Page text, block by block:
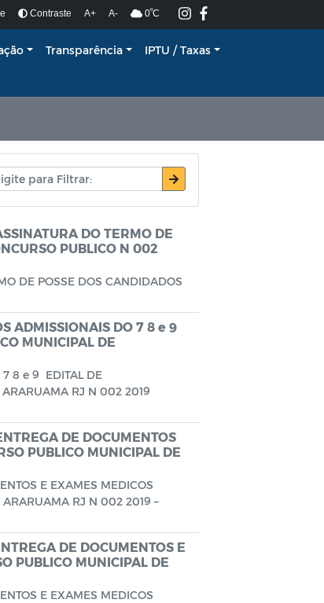
Contraste A+ A- 0ºC
Transparência IPTU / Taxas
DO TERMO DE
PUBLICO N 002
DE POSSE DOS CANDIDADOS
ADMISSIONAIS DO 7 8 e 9
MUNICIPAL DE
7 8 e 9 EDITAL DE
ARARUAMA RJ N 002 2019
DE DOCUMENTOS
PUBLICO MUNICIPAL DE
E EXAMES MEDICOS
ARARUAMA RJ N 002 2019 –
DE DOCUMENTOS E
PUBLICO MUNICIPAL DE
E EXAMES MEDICOS